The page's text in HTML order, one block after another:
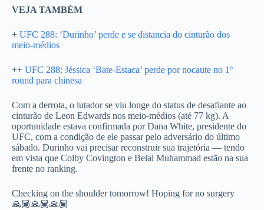
VEJA TAMBÉM
+ UFC 288: ‘Durinho’ perde e se distancia do cinturão dos
meio-médios
++ UFC 288: Jéssica ‘Bate-Estaca’ perde por nocaute no 1º
round para chinesa
Com a derrota, o lutador se viu longe do status de desafiante ao
cinturão de Leon Edwards nos meio-médios (até 77 kg). A
oportunidade estava confirmada por Dana White, presidente do
UFC, com a condição de ele passar pelo adversário do último
sábado. Durinho vai precisar reconstruir sua trajetória — tendo
em vista que Colby Covington e Belal Muhammad estão na sua
frente no ranking.
Checking on the shoulder tomorrow! Hoping for no surgery
🙏🏾🙏🏾🙏🏾